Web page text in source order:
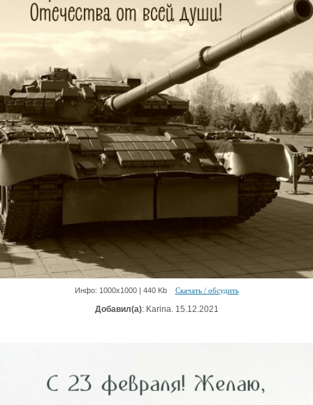
Инфо: 1000х1000 | 440 Kb Скачать / обсудить
Добавил(а): Karina. 15.12.2021